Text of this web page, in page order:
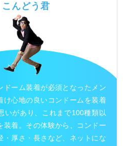
こんどう君
ドーム装着が必須となったメン
け心地の良いコンドームを装着
いがあり、これまで100種類以
装着。その体験から、コンドー
・厚さ・長さなど、ネットにな